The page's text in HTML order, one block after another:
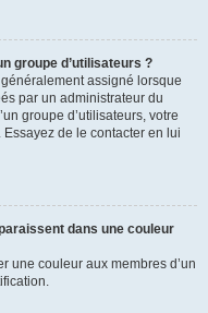
groupe d’utilisateurs ?
assigné lorsque
par un administrateur du
groupe d’utilisateurs, votre
de le contacter en lui
dans une couleur
une couleur aux membres d’un